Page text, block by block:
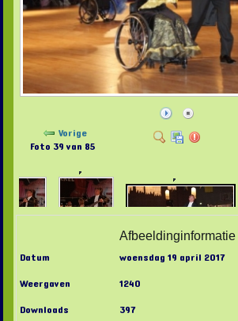
Vorige
Foto 39 van 85
Afbeeldinginformatie
Datum
woensdag 19 april 2017
Weergaven
1240
Downloads
397